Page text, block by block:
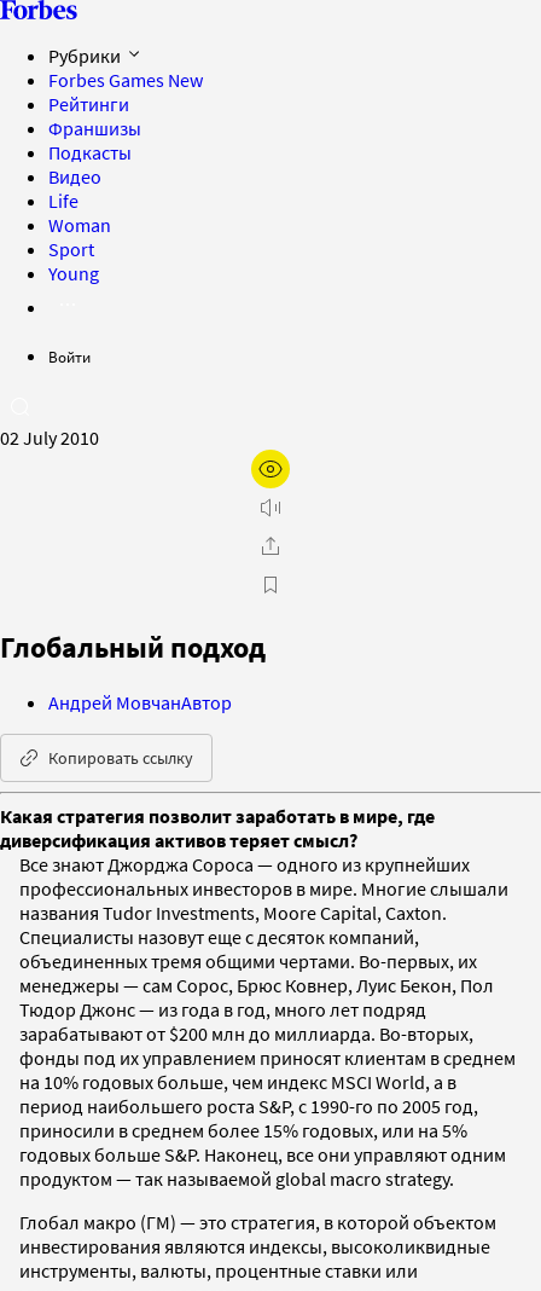
Рубрики
Forbes Games New
Рейтинги
Франшизы
Подкасты
Видео
Life
Woman
Sport
Young
Войти
02 July 2010
Глобальный подход
Андрей МовчанАвтор
Копировать ссылку
Какая стратегия позволит заработать в мире, где
диверсификация активов теряет смысл?
Все знают Джорджа Сороса — одного из крупнейших
профессиональных инвесторов в мире. Многие слышали
названия Tudor Investments, Moore Capital, Caxton.
Специалисты назовут еще с десяток компаний,
объединенных тремя общими чертами. Во-первых, их
менеджеры — сам Сорос, Брюс Ковнер, Луис Бекон, Пол
Тюдор Джонс — из года в год, много лет подряд
зарабатывают от $200 млн до миллиарда. Во-вторых,
фонды под их управлением приносят клиентам в среднем
на 10% годовых больше, чем индекс MSCI World, а в
период наибольшего роста S&P, c 1990-го по 2005 год,
приносили в среднем более 15% годовых, или на 5%
годовых больше S&P. Наконец, все они управляют одним
продуктом — так называемой global macro strategy.
Глобал макро (ГМ) — это стратегия, в которой объектом
инвестирования являются индексы, высоколиквидные
инструменты, валюты, процентные ставки или